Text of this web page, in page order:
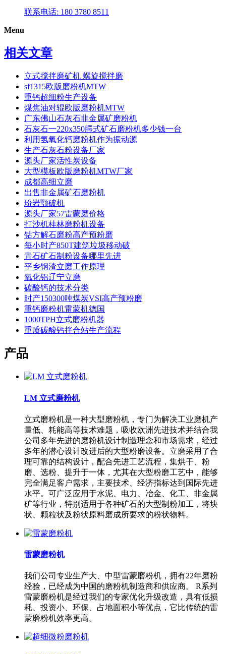
联系电话: 180 3780 8511
Menu
相关文章
立式搅拌磨矿机 螺旋搅拌磨
sf1315欧版磨粉机MTW
重钙超细粉生产设备
煤焦油对辊欧版磨粉机MTW
广东佛山石灰石非金属矿磨粉机
石灰石一220x350腭式矿石磨粉机多少钱一台
利用氢氧化钙磨粉机作为振动源
生产石灰石粉设备厂家
源头厂家活性炭设备
大型模板欧版磨粉机MTW厂家
成都高细立磨
出售非金属矿石磨粉机
玢岩颚破机
源头厂家57雷蒙磨价格
打沙机桂林磨粉机设备
钴方解石磨粉高产预粉磨
每小时产850T建筑垃圾移动破
青石矿石制粉设备哪里先进
平乡钢渣立磨工作原理
氧化铝辽宁立磨
碳酸钙的技术分类
时产150300吨煤炭VSI高产预粉磨
重钙磨粉机雷蒙机德国
1000TPH立式磨粉机器
重质碳酸钙拌合站生产流程
产品
LM 立式磨粉机
立式磨粉机是一种大型磨粉机，专门为解决工业磨机产
量低、耗能高等技术难题，吸收欧洲先进技术并结合我
公司多年先进的磨粉机设计制造理念和市场需求，经过
多年的潜心设计改进后的大型粉磨设备。立磨采用了合
理可靠的结构设计，配合先进工艺流程，集烘干、粉
磨、选粉、提升于一体，尤其在大型粉磨工艺中，能够
完全满足客户需求，主要技术、经济指标达到国际先进
水平。可广泛应用于水泥、电力、冶金、化工、非金属
矿等行业，特别适用于各种矿石的大型制粉加工，将块
状、颗粒状及粉状原料磨成所要求的粉状物料。
雷蒙磨粉机
我们公司专业生产大、中型雷蒙磨粉机，拥有22年磨粉
经验，已经成为中国的磨粉机制造商和供应商。 R系列
雷蒙磨粉机是经过我们的专家优化升级改造，具有低损
耗、投资小、环保、占地面积小等优点，它比传统的雷
蒙磨粉机效率更高。